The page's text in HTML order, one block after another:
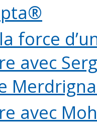
force
avec
avec